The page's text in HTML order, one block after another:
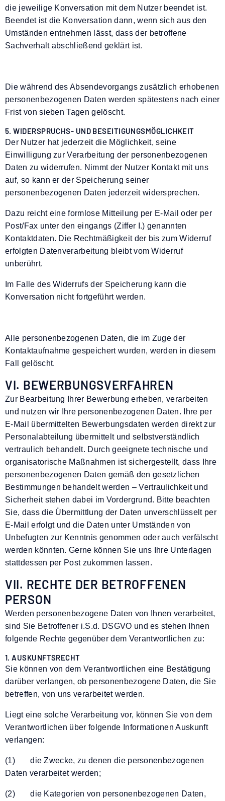
die jeweilige Konversation mit dem Nutzer beendet ist.
Beendet ist die Konversation dann, wenn sich aus den
Umständen entnehmen lässt, dass der betroffene
Sachverhalt abschließend geklärt ist.
Die während des Absendevorgangs zusätzlich erhobenen
personenbezogenen Daten werden spätestens nach einer
Frist von sieben Tagen gelöscht.
5. WIDERSPRUCHS- UND BESEITIGUNGSMÖGLICHKEIT
Der Nutzer hat jederzeit die Möglichkeit, seine
Einwilligung zur Verarbeitung der personenbezogenen
Daten zu widerrufen. Nimmt der Nutzer Kontakt mit uns
auf, so kann er der Speicherung seiner
personenbezogenen Daten jederzeit widersprechen.
Dazu reicht eine formlose Mitteilung per E-Mail oder per
Post/Fax unter den eingangs (Ziffer I.) genannten
Kontaktdaten. Die Rechtmäßigkeit der bis zum Widerruf
erfolgten Datenverarbeitung bleibt vom Widerruf
unberührt.
Im Falle des Widerrufs der Speicherung kann die
Konversation nicht fortgeführt werden.
Alle personenbezogenen Daten, die im Zuge der
Kontaktaufnahme gespeichert wurden, werden in diesem
Fall gelöscht.
VI. BEWERBUNGSVERFAHREN
Zur Bearbeitung Ihrer Bewerbung erheben, verarbeiten
und nutzen wir Ihre personenbezogenen Daten. Ihre per
E-Mail übermittelten Bewerbungsdaten werden direkt zur
Personalabteilung übermittelt und selbstverständlich
vertraulich behandelt. Durch geeignete technische und
organisatorische Maßnahmen ist sichergestellt, dass Ihre
personenbezogenen Daten gemäß den gesetzlichen
Bestimmungen behandelt werden – Vertraulichkeit und
Sicherheit stehen dabei im Vordergrund. Bitte beachten
Sie, dass die Übermittlung der Daten unverschlüsselt per
E-Mail erfolgt und die Daten unter Umständen von
Unbefugten zur Kenntnis genommen oder auch verfälscht
werden könnten. Gerne können Sie uns Ihre Unterlagen
stattdessen per Post zukommen lassen.
VII. RECHTE DER BETROFFENEN
PERSON
Werden personenbezogene Daten von Ihnen verarbeitet,
sind Sie Betroffener i.S.d. DSGVO und es stehen Ihnen
folgende Rechte gegenüber dem Verantwortlichen zu:
1. AUSKUNFTSRECHT
Sie können von dem Verantwortlichen eine Bestätigung
darüber verlangen, ob personenbezogene Daten, die Sie
betreffen, von uns verarbeitet werden.
Liegt eine solche Verarbeitung vor, können Sie von dem
Verantwortlichen über folgende Informationen Auskunft
verlangen:
(1) die Zwecke, zu denen die personenbezogenen
Daten verarbeitet werden;
(2) die Kategorien von personenbezogenen Daten,